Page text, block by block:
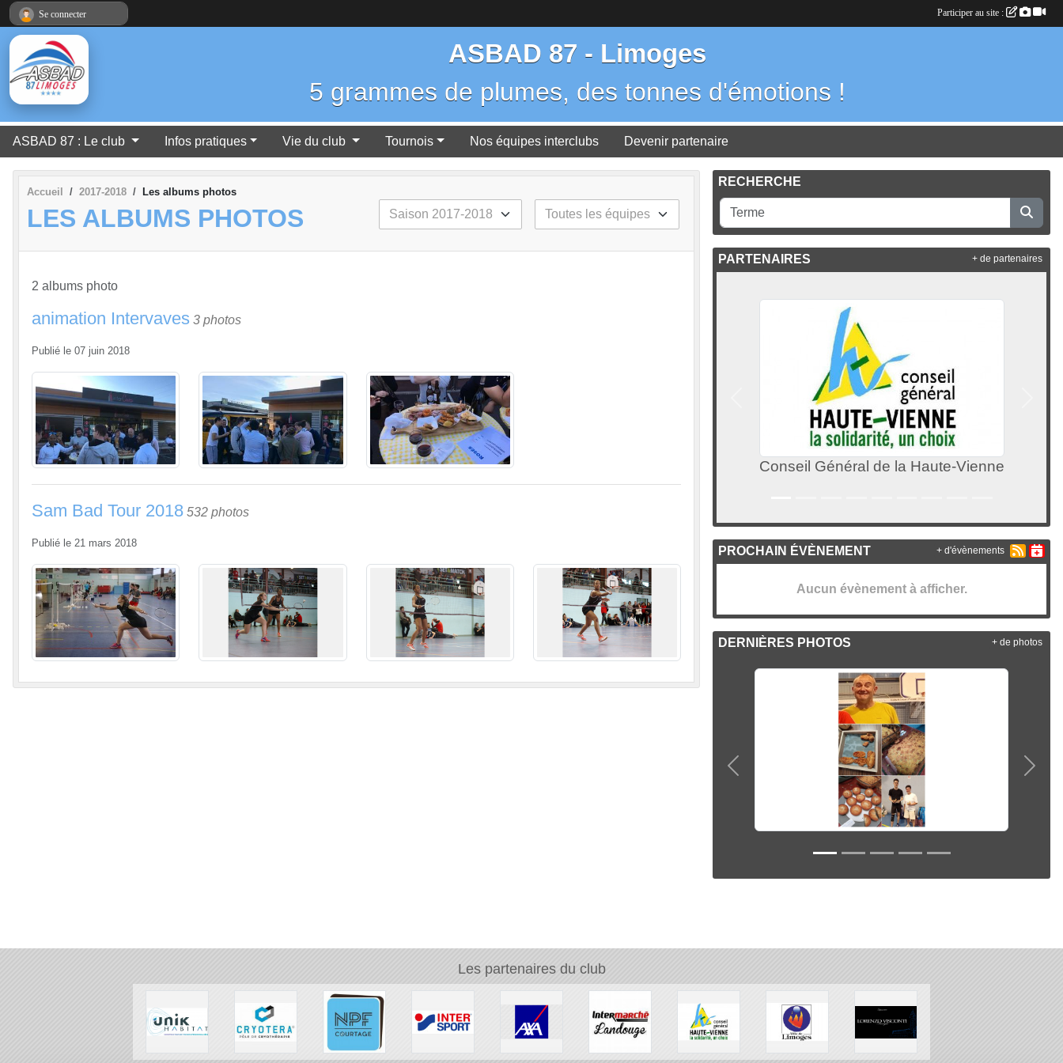
ASBAD 87 - Limoges
5 grammes de plumes, des tonnes d'émotions !
ASBAD 87 : Le club Infos pratiques Vie du club Tournois Nos équipes interclubs Devenir partenaire
Accueil 2017-2018 Les albums photos
LES ALBUMS PHOTOS
2 albums photo
animation Intervaves 3 photos
Publié le 07 juin 2018
Sam Bad Tour 2018 532 photos
Publié le 21 mars 2018
RECHERCHE
PARTENAIRES
Conseil Général de la Haute-Vienne
+ de partenaires
PROCHAIN ÉVÈNEMENT
Aucun évènement à afficher.
+ d'évènements
DERNIÈRES PHOTOS
Précedent
+ de photos
Les partenaires du club
Se connecter Participer au site :
Panneau de gestion des cookies